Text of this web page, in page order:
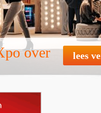
over lees